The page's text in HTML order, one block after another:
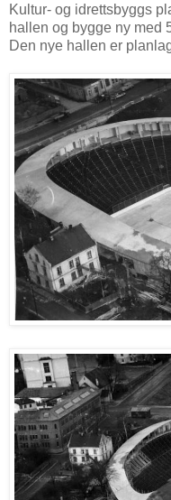
Kultur- og idrettsbyggs
hallen og bygge ny med
Den nye hallen er